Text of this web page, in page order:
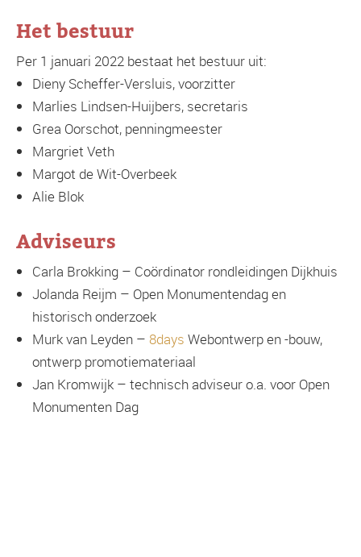
Het bestuur
Per 1 januari 2022 bestaat het bestuur uit:
Dieny Scheffer-Versluis, voorzitter
Marlies Lindsen-Huijbers, secretaris
Grea Oorschot, penningmeester
Margriet Veth
Margot de Wit-Overbeek
Alie Blok
Adviseurs
Carla Brokking – Coördinator rondleidingen Dijkhuis
Jolanda Reijm – Open Monumentendag en
historisch onderzoek
Murk van Leyden – 8days Webontwerp en -bouw,
ontwerp promotiemateriaal
Jan Kromwijk – technisch adviseur o.a. voor Open
Monumenten Dag